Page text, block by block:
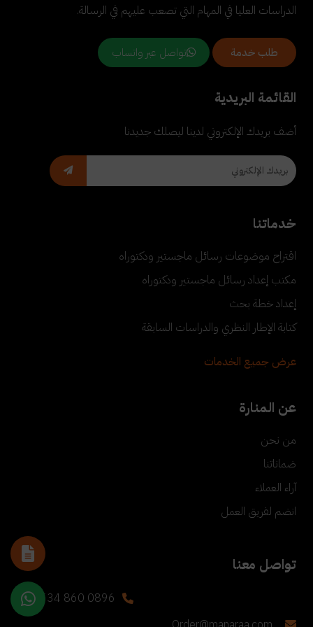
الدراسات العليا في المهام التي تصعب عليهم في الرسالة.
طلب خدمة تواصل عبر واتساب
القائمة البريدية
أضف بريدك الإلكتروني لدينا ليصلك جديدنا
خدماتنا
اقتراح موضوعات رسائل ماجستير ودكتوراه
مكتب إعداد رسائل ماجستير ودكتوراه
إعداد خطة بحث
كتابة الإطار النظري والدراسات السابقة
عرض جميع الخدمات
عن المنارة
من نحن
ضماناتنا
آراء العملاء
انضم لفريق العمل
تواصل معنا
+90 534 860 0896